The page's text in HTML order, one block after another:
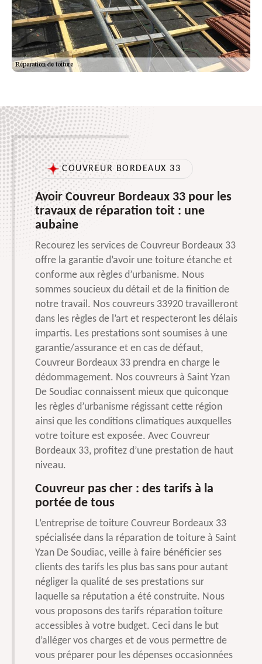
COUVREUR BORDEAUX 33
Avoir Couvreur Bordeaux 33 pour les
travaux de réparation toit : une
aubaine
Recourez les services de Couvreur Bordeaux 33
offre la garantie d’avoir une toiture étanche et
conforme aux règles d’urbanisme. Nous
sommes soucieux du détail et de la finition de
notre travail. Nos couvreurs 33920 travailleront
dans les règles de l’art et respecteront les délais
impartis. Les prestations sont soumises à une
garantie/assurance et en cas de défaut,
Couvreur Bordeaux 33 prendra en charge le
dédommagement. Nos couvreurs à Saint Yzan
De Soudiac connaissent mieux que quiconque
les règles d’urbanisme régissant cette région
ainsi que les conditions climatiques auxquelles
votre toiture est exposée. Avec Couvreur
Bordeaux 33, profitez d’une prestation de haut
niveau.
Couvreur pas cher : des tarifs à la
portée de tous
L’entreprise de toiture Couvreur Bordeaux 33
spécialisée dans la réparation de toiture à Saint
Yzan De Soudiac, veille à faire bénéficier ses
clients des tarifs les plus bas sans pour autant
négliger la qualité de ses prestations sur
laquelle sa réputation a été construite. Nous
vous proposons des tarifs réparation toiture
accessibles à votre budget. Ceci dans le but
d’alléger vos charges et de vous permettre de
vous préparer pour les dépenses occasionnées